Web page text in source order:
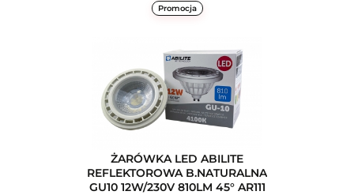
Promocja
ŻARÓWKA LED ABILITE
REFLEKTOROWA B.NATURALNA
GU10 12W/230V 810LM 45° AR111